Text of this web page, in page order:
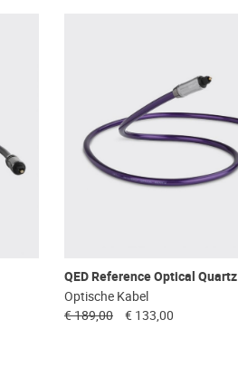
QED Reference Optical Quartz
Optische Kabel
€ 189,00
€ 133,00